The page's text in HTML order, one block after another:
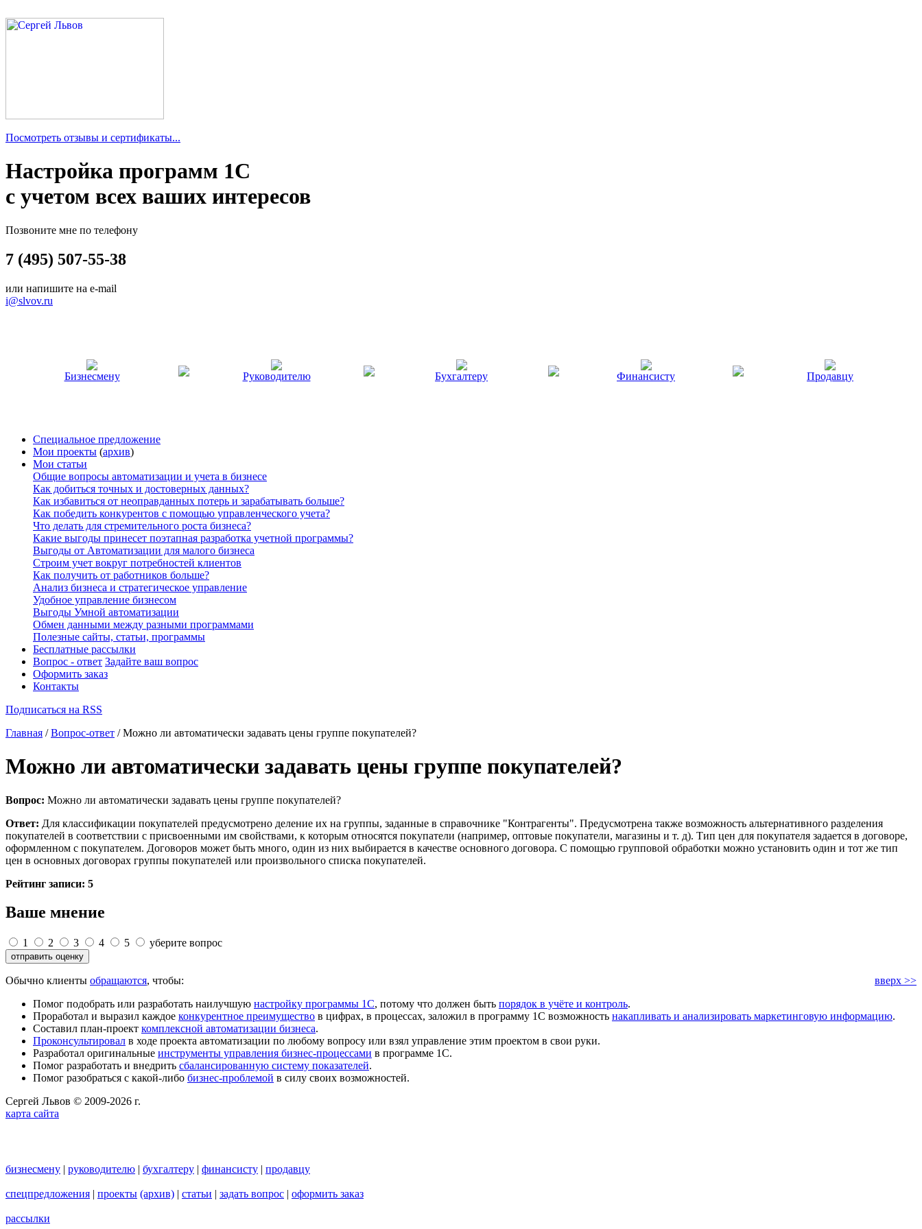
Посмотреть отзывы и сертификаты...
Настройка программ 1С
с учетом всех ваших интересов
Позвоните мне по телефону
7 (495) 507-55-38
или напишите на e-mail
i@slvov.ru
Бизнесмену Руководителю Бухгалтеру Финансисту Продавцу
Специальное предложение
Мои проекты (архив)
Мои статьи
Общие вопросы автоматизации и учета в бизнесе
Как добиться точных и достоверных данных?
Как избавиться от неоправданных потерь и зарабатывать больше?
Как победить конкурентов с помощью управленческого учета?
Что делать для стремительного роста бизнеса?
Какие выгоды принесет поэтапная разработка учетной программы?
Выгоды от Автоматизации для малого бизнеса
Строим учет вокруг потребностей клиентов
Как получить от работников больше?
Анализ бизнеса и стратегическое управление
Удобное управление бизнесом
Выгоды Умной автоматизации
Обмен данными между разными программами
Полезные сайты, статьи, программы
Бесплатные рассылки
Вопрос - ответ Задайте ваш вопрос
Оформить заказ
Контакты
Подписаться на RSS
Главная /Вопрос-ответ / Можно ли автоматически задавать цены группе покупателей?
Можно ли автоматически задавать цены группе покупателей?
Вопрос: Можно ли автоматически задавать цены группе покупателей?
Ответ: Для классификации покупателей предусмотрено деление их на группы, заданные в справочнике "Контрагенты". Предусмотрена также возможность альтернативного разделения
покупателей в соответствии с присвоенными им свойствами, к которым относятся покупатели (например, оптовые покупатели, магазины и т. д). Тип цен для покупателя задается в договоре,
оформленном с покупателем. Договоров может быть много, один из них выбирается в качестве основного договора. С помощью групповой обработки можно установить один и тот же тип
цен в основных договорах группы покупателей или произвольного списка покупателей.
Рейтинг записи: 5
Ваше мнение
1 2 3 4 5 уберите вопрос
вверх >>
Обычно клиенты обращаются, чтобы:
Помог подобрать или разработать наилучшую настройку программы 1С, потому что должен быть порядок в учёте и контроль.
Проработал и выразил каждое конкурентное преимущество в цифрах, в процессах, заложил в программу 1С возможность накапливать и анализировать маркетинговую информацию.
Составил план-проект комплексной автоматизации бизнеса.
Проконсультировал в ходе проекта автоматизации по любому вопросу или взял управление этим проектом в свои руки.
Разработал оригинальные инструменты управления бизнес-процессами в программе 1С.
Помог разработать и внедрить сбалансированную систему показателей.
Помог разобраться с какой-либо бизнес-проблемой в силу своих возможностей.
Сергей Львов © 2009-2026 г.
карта сайта
бизнесмену | руководителю | бухгалтеру | финансисту | продавцу
спецпредложения | проекты (архив) | статьи | задать вопрос | оформить заказ
рассылки